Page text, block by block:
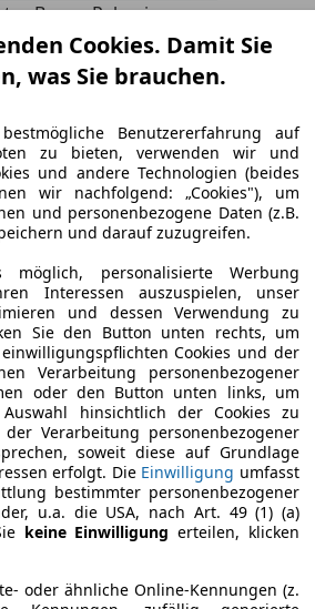
Buggy Palmeira
GA 50% höher, top Zustand,
Cookies. Damit Sie
was Sie brauchen.
Benutzererfahrung auf
zu bieten, verwenden wir und
und andere Technologien (beides
wir nachfolgend: „Cookies"), um
und personenbezogene Daten (z.B.
und darauf zuzugreifen.
personalisierte Werbung
Interessen auszuspielen, unser
und dessen Verwendung zu
Sie den Button unten rechts, um
Cookies und der
Verarbeitung personenbezogener
oder den Button unten links, um
hinsichtlich der Cookies zu
Verarbeitung personenbezogener
soweit diese auf Grundlage
erfolgt. Die Einwilligung umfasst
bestimmter personenbezogener
u.a. die USA, nach Art. 49 (1) (a)
keine Einwilligung erteilen, klicken
oder ähnliche Online-Kennungen (z.